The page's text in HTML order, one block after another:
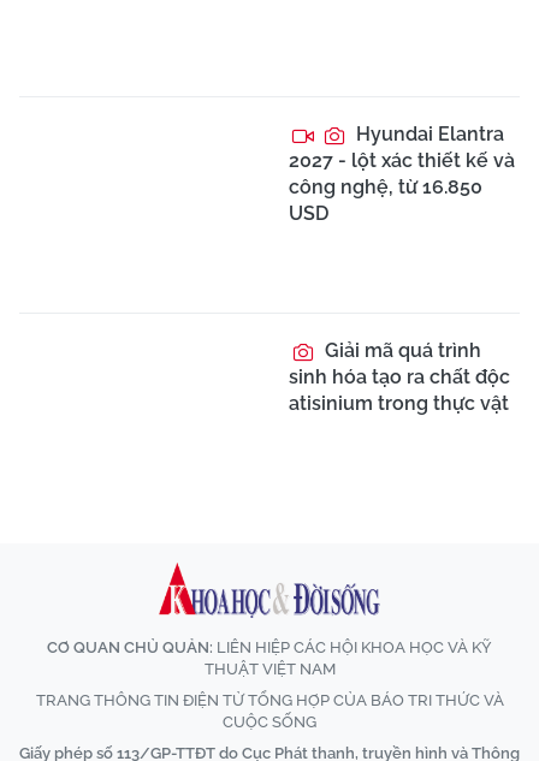
Hyundai Elantra
2027 - lột xác thiết kế và
công nghệ, từ 16.850
USD
Giải mã quá trình
sinh hóa tạo ra chất độc
atisinium trong thực vật
CƠ QUAN CHỦ QUẢN: LIÊN HIỆP CÁC HỘI KHOA HỌC VÀ KỸ
THUẬT VIỆT NAM
TRANG THÔNG TIN ĐIỆN TỬ TỔNG HỢP CỦA BÁO TRI THỨC VÀ
CUỘC SỐNG
Giấy phép số 113/GP-TTĐT do Cục Phát thanh, truyền hình và Thông